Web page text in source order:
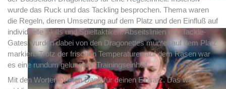
wurde das Ruck und das Tackling besprochen. Thema waren
die Regeln, deren Umsetzung auf dem Platz und den Einfluß auf
individuelle Skills und Spieltaktiken. Abseitslinien und Tackle-
Gates wurden dabei von den Dragonettes munter auf dem Platz
markiert. Trotz der frischen Temperaturen auf dem Rasen war
es eine rundum gelungene Trainingseinheit.
Mit den Worten "Vielen Dank für deinen Einsatz. Das war